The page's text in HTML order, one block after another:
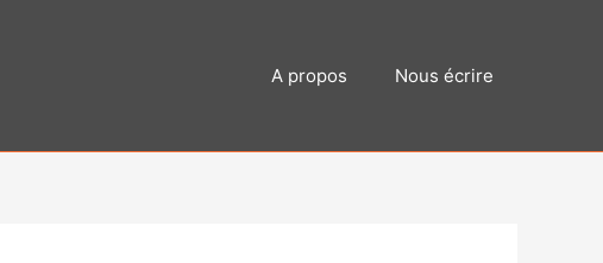
A propos Nous écrire